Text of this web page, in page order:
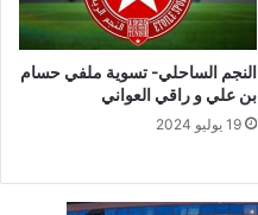
النجم الساحلي- تسوية ملفي حسام
بن علي و راقي العواني
19 يوليو 2024